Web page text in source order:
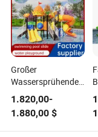
Großer
Wassersprühender
Außen-Spielplatz
Freizeitpark
Kunststoffrutsche
für Schwimmbad
1.820,00-
1.880,00 $